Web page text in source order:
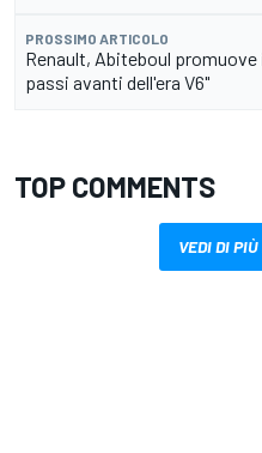
PROSSIMO ARTICOLO
Renault, Abiteboul
passi avanti dell'era V6"
TOP COMMENTS
VEDI DI